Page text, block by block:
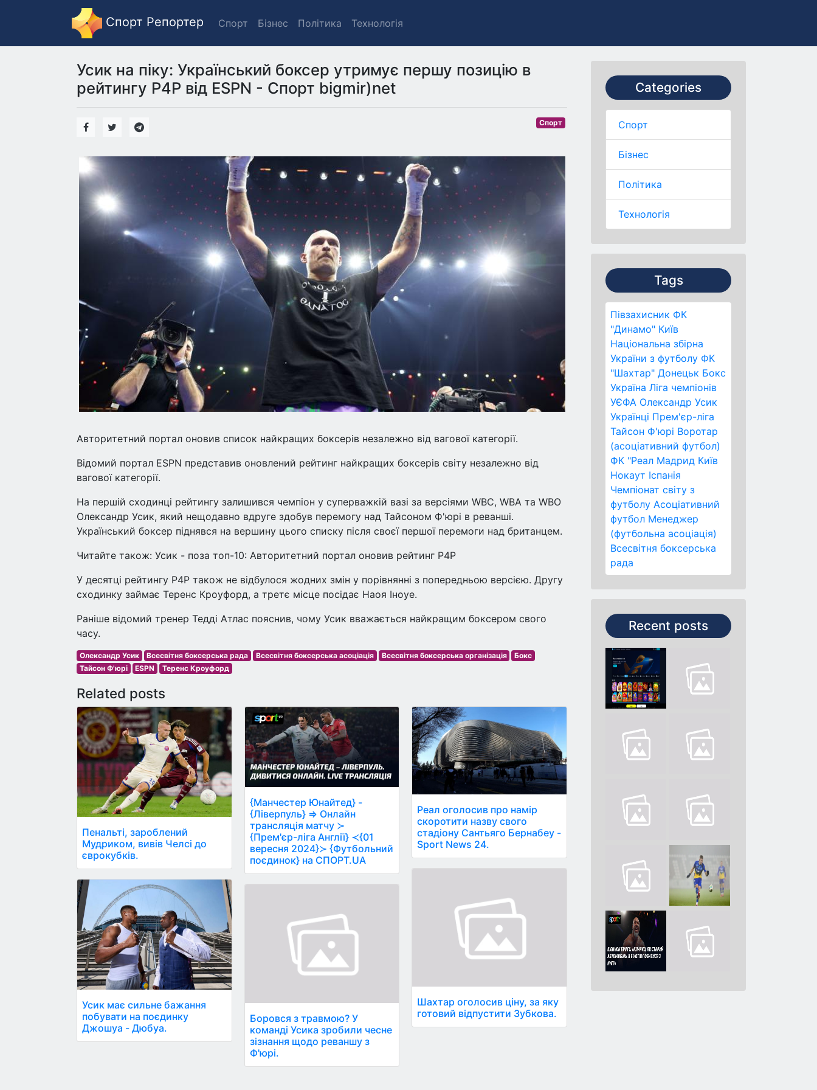
Спорт Репортер Спорт Бізнес Політика Технологія
Categories
Спорт
Бізнес
Політика
Технологія
Tags
Півзахисник ФК
"Динамо" Київ
Національна збірна
України з футболу ФК
"Шахтар" Донецьк Бокс
Україна Ліга чемпіонів
УЄФА Олександр Усик
Українці Прем'єр-ліга
Тайсон Ф'юрі Воротар
(асоціативний футбол)
ФК "Реал Мадрид Київ
Нокаут Іспанія
Чемпіонат світу з
футболу Асоціативний
футбол Менеджер
(футбольна асоціація)
Всесвітня боксерська
рада
Recent posts
Усик на піку: Український боксер утримує першу позицію в
рейтингу P4P від ESPN - Спорт bigmir)net
Спорт
Авторитетний портал оновив список найкращих боксерів незалежно від вагової категорії.
Відомий портал ESPN представив оновлений рейтинг найкращих боксерів світу незалежно від
вагової категорії.
На першій сходинці рейтингу залишився чемпіон у суперважкій вазі за версіями WBC, WBA та WBO
Олександр Усик, який нещодавно вдруге здобув перемогу над Тайсоном Ф'юрі в реванші.
Український боксер піднявся на вершину цього списку після своєї першої перемоги над британцем.
Читайте також: Усик - поза топ-10: Авторитетний портал оновив рейтинг Р4Р
У десятці рейтингу P4P також не відбулося жодних змін у порівнянні з попередньою версією. Другу
сходинку займає Теренс Кроуфорд, а третє місце посідає Наоя Іноуе.
Раніше відомий тренер Тедді Атлас пояснив, чому Усик вважається найкращим боксером свого
часу.
Олександр Усик Всесвітня боксерська рада Всесвітня боксерська асоціація Всесвітня боксерська організація
Бокс
Тайсон Ф'юрі
ESPN Теренс Кроуфорд
Related posts
Пенальті, зароблений
Мудриком, вивів Челсі до
єврокубків.
Усик має сильне бажання
побувати на поєдинку
Джошуа - Дюбуа.
{Манчестер Юнайтед} -
{Ліверпуль} ⇒ Онлайн
трансляція матчу ≻
{Прем'єр-ліга Англії} ≺{01
вересня 2024}≻ {Футбольний
поєдинок} на СПОРТ.UA
Боровся з травмою? У
команді Усика зробили чесне
зізнання щодо реваншу з
Ф'юрі.
Реал оголосив про намір
скоротити назву свого
стадіону Сантьяго Бернабеу -
Sport News 24.
Шахтар оголосив ціну, за яку
готовий відпустити Зубкова.